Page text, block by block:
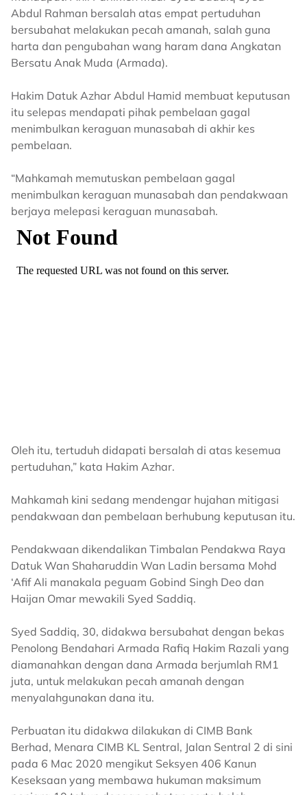
Abdul Rahman bersalah atas empat pertuduhan
bersubahat melakukan pecah amanah, salah guna
harta dan pengubahan wang haram dana Angkatan
Bersatu Anak Muda (Armada).
Hakim Datuk Azhar Abdul Hamid membuat keputusan
itu selepas mendapati pihak pembelaan gagal
menimbulkan keraguan munasabah di akhir kes
pembelaan.
“Mahkamah memutuskan pembelaan gagal
menimbulkan keraguan munasabah dan pendakwaan
berjaya melepasi keraguan munasabah.
Oleh itu, tertuduh didapati bersalah di atas kesemua
pertuduhan,” kata Hakim Azhar.
Mahkamah kini sedang mendengar hujahan mitigasi
pendakwaan dan pembelaan berhubung keputusan itu.
Pendakwaan dikendalikan Timbalan Pendakwa Raya
Datuk Wan Shaharuddin Wan Ladin bersama Mohd
‘Afif Ali manakala peguam Gobind Singh Deo dan
Haijan Omar mewakili Syed Saddiq.
Syed Saddiq, 30, didakwa bersubahat dengan bekas
Penolong Bendahari Armada Rafiq Hakim Razali yang
diamanahkan dengan dana Armada berjumlah RM1
juta, untuk melakukan pecah amanah dengan
menyalahgunakan dana itu.
Perbuatan itu didakwa dilakukan di CIMB Bank
Berhad, Menara CIMB KL Sentral, Jalan Sentral 2 di sini
pada 6 Mac 2020 mengikut Seksyen 406 Kanun
Keseksaan yang membawa hukuman maksimum